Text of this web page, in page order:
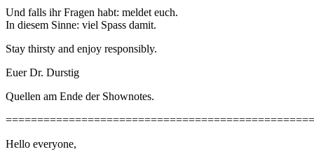
Und falls ihr Fragen habt: meldet euch.
In diesem Sinne: viel Spass damit.
Stay thirsty and enjoy responsibly.
Euer Dr. Durstig
Quellen am Ende der Shownotes.
Hello everyone,